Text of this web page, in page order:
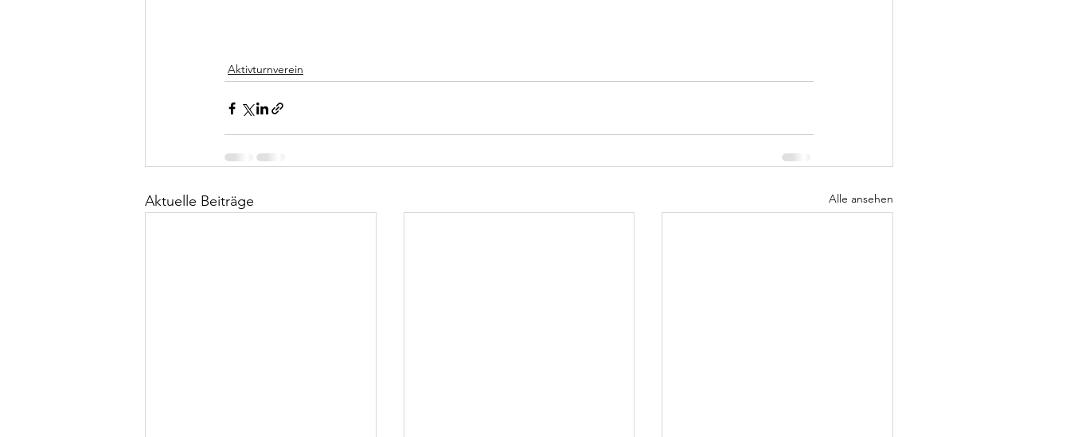
Aktivturnverein
Aktuelle Beiträge Alle ansehen